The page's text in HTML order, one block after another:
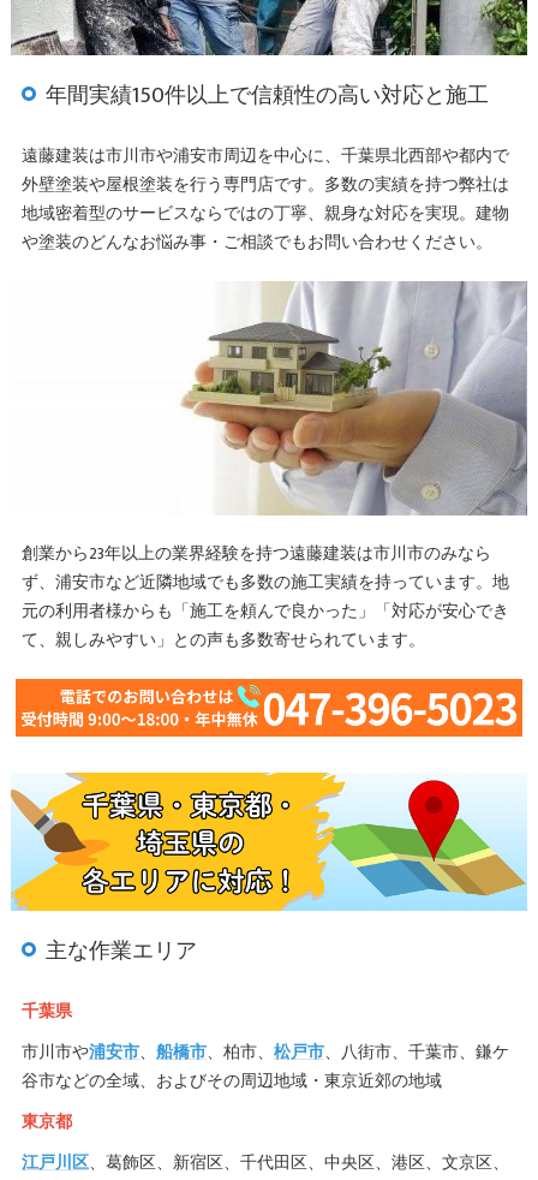
年間実績150件以上で信頼性の高い対応と施工
遠藤建装は市川市や浦安市周辺を中心に、千葉県北西部や都内で
外壁塗装や屋根塗装を行う専門店です。多数の実績を持つ弊社は
地域密着型のサービスならではの丁寧、親身な対応を実現。建物
や塗装のどんなお悩み事・ご相談でもお問い合わせください。
創業から23年以上の業界経験を持つ遠藤建装は市川市のみなら
ず、浦安市など近隣地域でも多数の施工実績を持っています。地
元の利用者様からも「施工を頼んで良かった」「対応が安心でき
て、親しみやすい」との声も多数寄せられています。
主な作業エリア
千葉県
市川市や浦安市、 船橋市、柏市、 松戸市、八街市、千葉市、鎌ケ
谷市などの全域、およびその周辺地域・東京近郊の地域
東京都
江戸川区、葛飾区、新宿区、千代田区、中央区、港区、文京区、